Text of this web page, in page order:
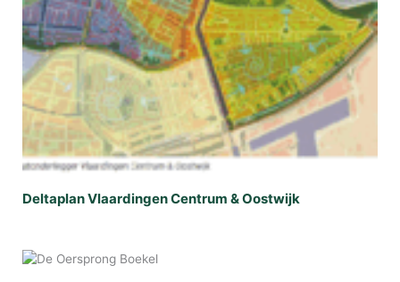
Deltaplan Vlaardingen Centrum & Oostwijk